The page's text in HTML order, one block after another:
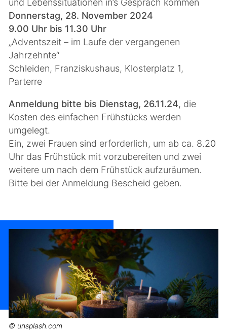
und Lebenssituationen in’s Gespräch kommen
Donnerstag, 28. November 2024
9.00 Uhr bis 11.30 Uhr
„Adventszeit – im Laufe der vergangenen
Jahrzehnte“
Schleiden, Franziskushaus, Klosterplatz 1,
Parterre
Anmeldung bitte bis Dienstag, 26.11.24, die
Kosten des einfachen Frühstücks werden
umgelegt.
Ein, zwei Frauen sind erforderlich, um ab ca. 8.20
Uhr das Frühstück mit vorzubereiten und zwei
weitere um nach dem Frühstück aufzuräumen.
Bitte bei der Anmeldung Bescheid geben.
© unsplash.com